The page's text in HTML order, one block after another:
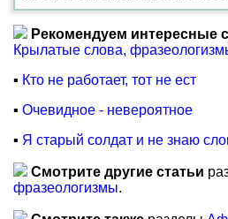
Рекомендуем интересные
Крылатые слова,
▪ Кто не работает, тот не ест
▪ Очевидное - невероятное
▪ Я старый солдат и не знаю
Смотрите другие статьи
фразеологизмы.